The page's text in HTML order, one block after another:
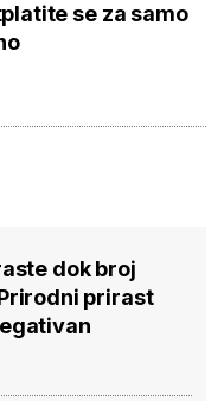
se za samo
dok broj
prirast